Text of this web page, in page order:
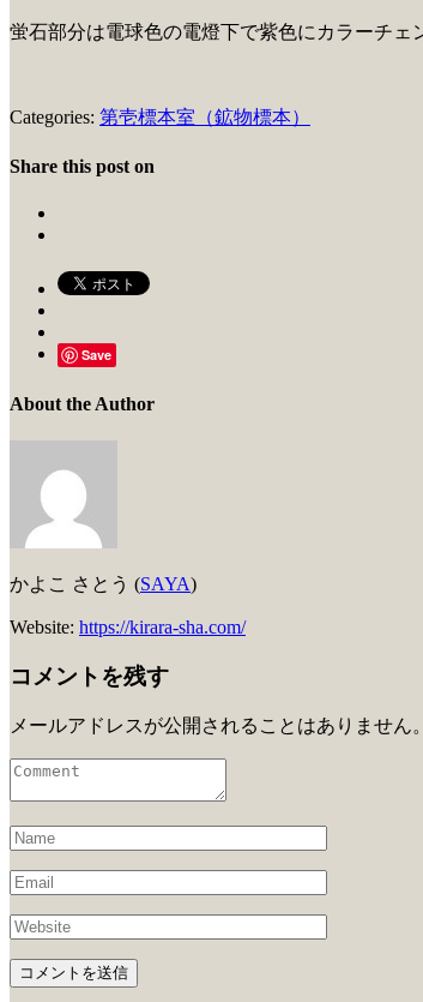
蛍石部分は電球色の電燈下で紫色にカラーチェ
Categories: 第壱標本室（鉱物標本）
Share this post on
Save
About the Author
かよこ さとう (SAYA)
Website: https://kirara-sha.com/
コメントを残す
メールアドレスが公開されることはありません。